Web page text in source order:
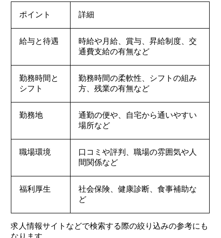
ポイント 詳細
給与と待遇
時給や月給、賞与、昇給制度、交
通費支給の有無など
勤務時間と
シフト
勤務時間の柔軟性、シフトの組み
方、残業の有無など
勤務地
通勤の便や、自宅から通いやすい
場所など
職場環境
口コミや評判、職場の雰囲気や人
間関係など
福利厚生
社会保険、健康診断、食事補助な
ど
求人情報サイトなどで検索する際の絞り込みの参考にも
なります。